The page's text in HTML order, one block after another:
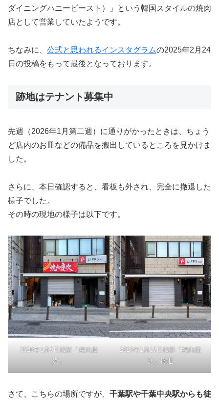
ダイニングハニービースト）」という韓国スタイルの焼肉
店として営業していたようです。
ちなみに、 公式と思われるインスタグラムの2025年2月24
日の投稿をもって最後となっております。
跡地はテナント募集中
先週（2026年1月第二週）に通りがかったときは、ちょう
ど店内のお皿などの備品を搬出しているところを見かけま
した。
さらに、本日確認すると、看板も外され、完全に撤退した
様子でした。
その時の現地の様子は以下です。
2026年1月9日撮影「焼肉慶
次」
2026年1月15日撮影「焼肉慶
次」撤退
さて、こちらの場所ですが、 千葉駅や千葉中央駅からも徒